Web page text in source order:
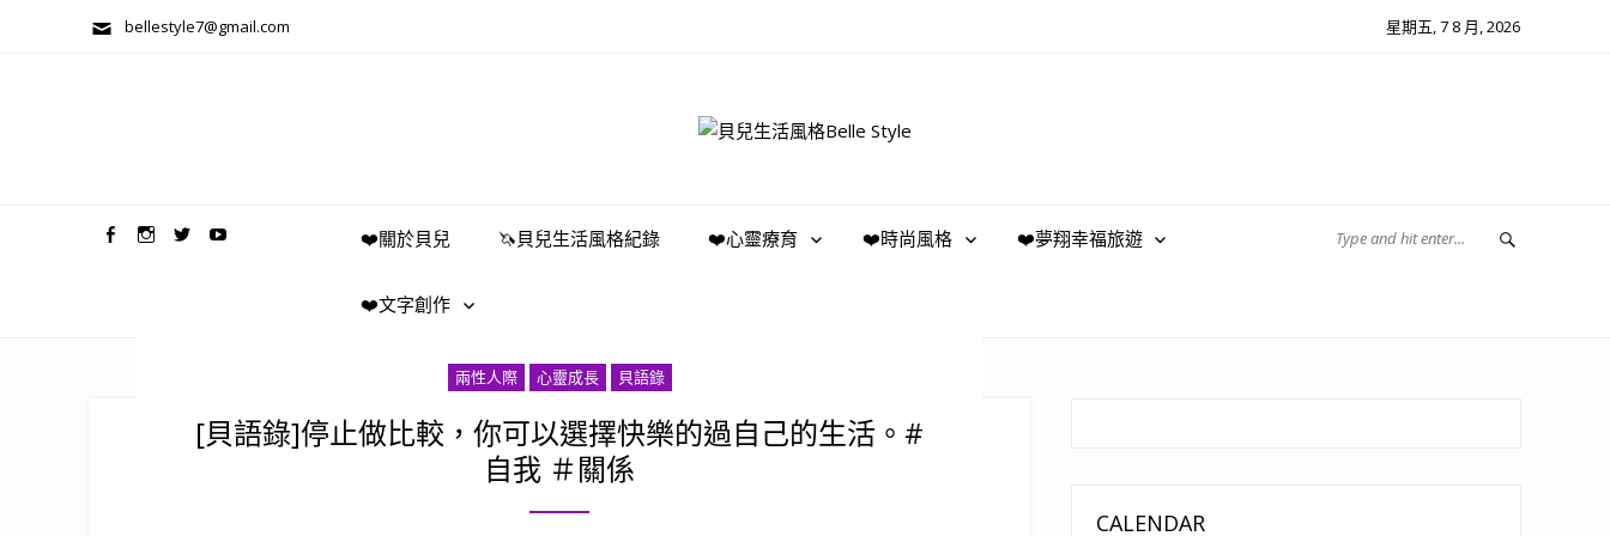
bellestyle7@gmail.com 星期五, 7 8 月, 2026
❤️關於貝兒 🦄️貝兒生活風格紀錄 ❤️心靈療育 ❤️時尚風格 ❤️夢翔幸福旅遊
❤️文字創作
兩性人際 心靈成長 貝語錄
[貝語錄]停止做比較，你可以選擇快樂的過自己的生活。#
自我 ＃關係
CALENDAR